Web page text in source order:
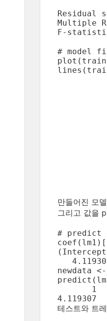
Residual
Multiple R-squared:
F-
# model
만들어진 모
그리고 값을
# predict
newdata
       1
4.119307
테스트와 트